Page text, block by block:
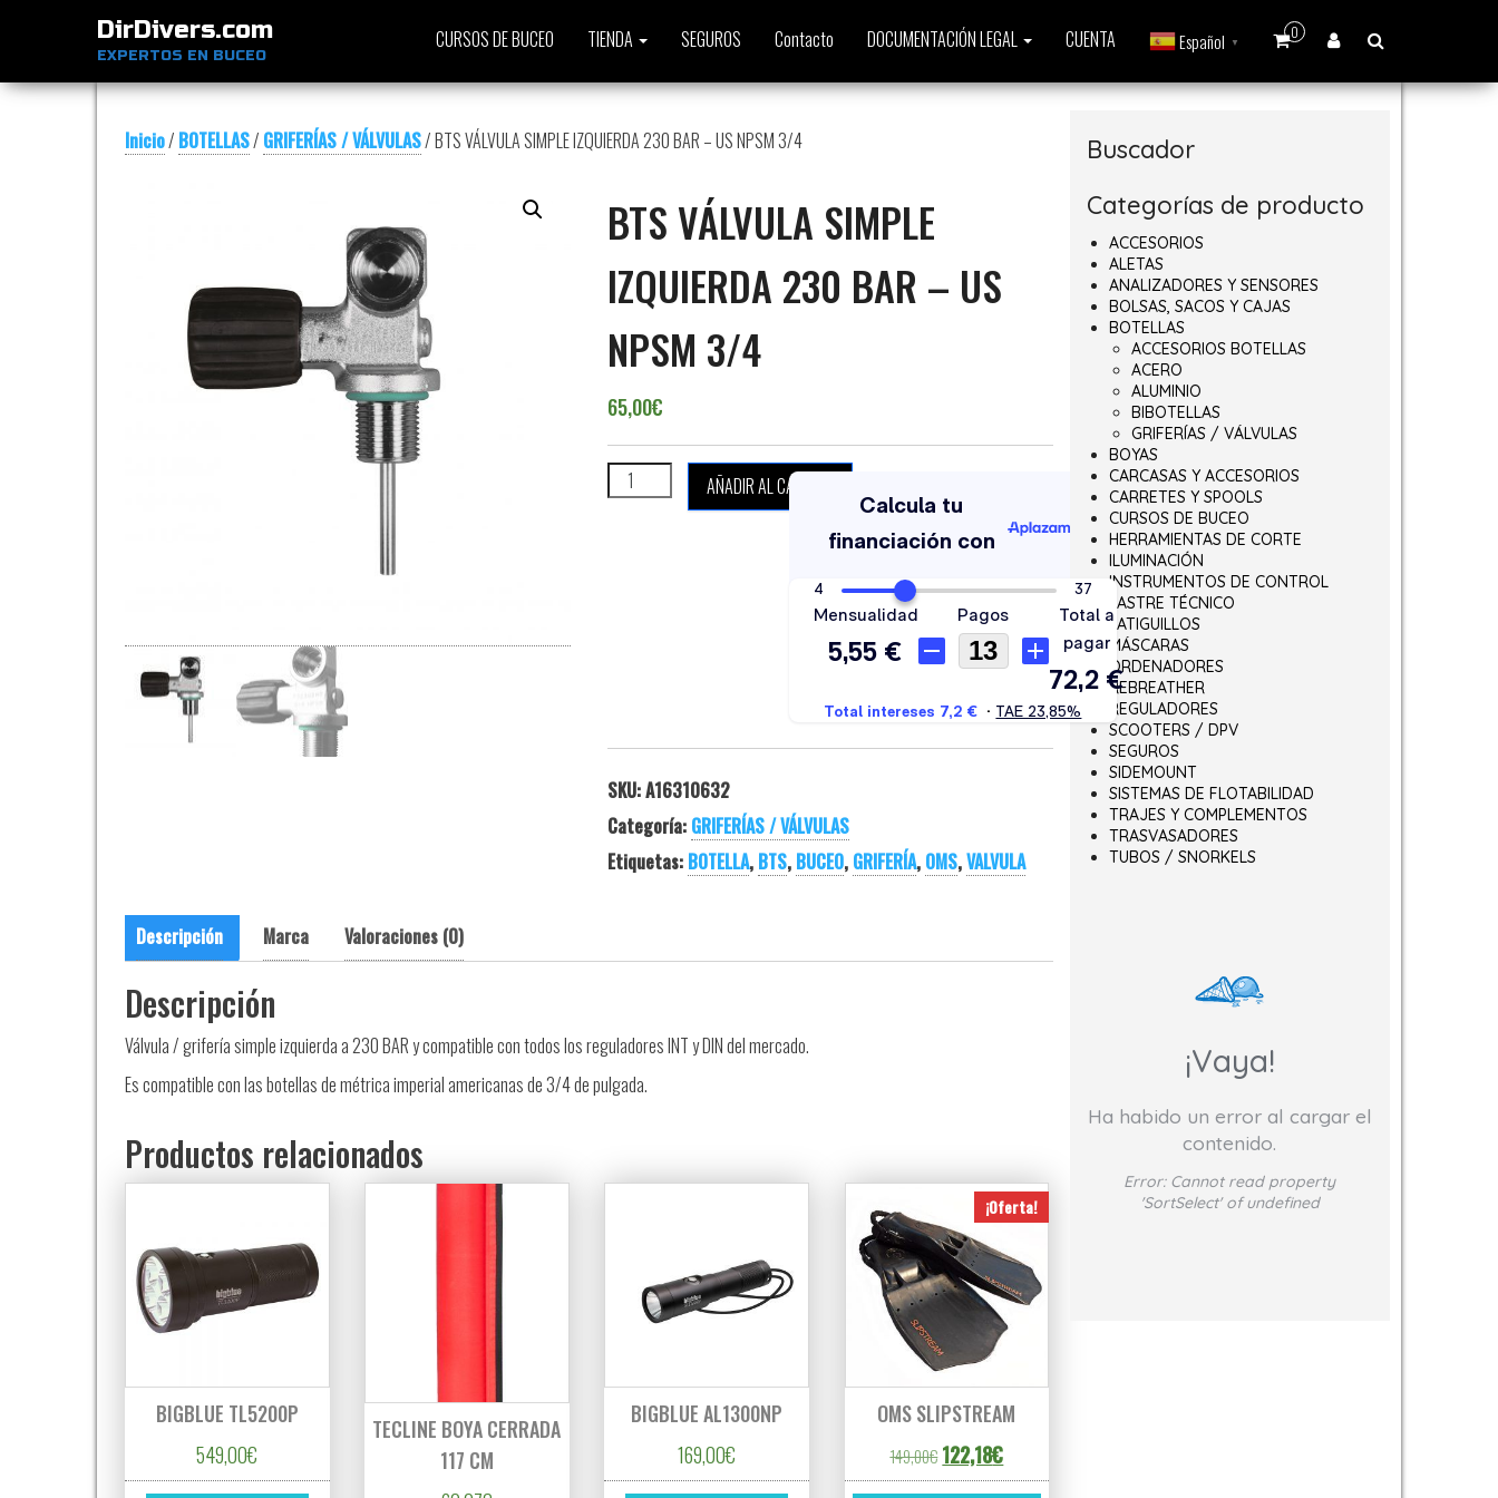
DirDivers.com
EXPERTOS EN BUCEO
0
CURSOS DE BUCEO TIENDA SEGUROS Contacto DOCUMENTACIÓN LEGAL CUENTA Español ▼
Inicio/ BOTELLAS/ GRIFERÍAS / VÁLVULAS/ BTS VÁLVULA SIMPLE IZQUIERDA 230 BAR – US NPSM 3/4
BTS VÁLVULA SIMPLE
IZQUIERDA 230 BAR – US
NPSM 3/4
65,00€
BTS VÁLVULA SIMPLE IZQUIERDA 230 BAR - US NPSM 3/4 cantidad
AÑADIR AL CARRITO
SKU:A16310632
Categoría: GRIFERÍAS / VÁLVULAS
Etiquetas: BOTELLA, BTS, BUCEO, GRIFERÍA, OMS,VALVULA
Descripción Marca Valoraciones (0)
Descripción
Válvula / grifería simple izquierda a 230 BAR y compatible con todos los reguladores INT y DIN del mercado.
Es compatible con las botellas de métrica imperial americanas de 3/4 de pulgada.
Productos relacionados
BIGBLUE TL5200P
549,00€
TECLINE BOYA CERRADA
117 CM
BIGBLUE AL1300NP
169,00€
¡Oferta!
OMS SLIPSTREAM
149,00€ El precio original era: 149,00€.
122,18€El precio actual es: 122,18€.
Buscador
Categorías de producto
ACCESORIOS
ALETAS
ANALIZADORES Y SENSORES
BOLSAS, SACOS Y CAJAS
BOTELLAS
ACCESORIOS BOTELLAS
ACERO
ALUMINIO
BIBOTELLAS
GRIFERÍAS / VÁLVULAS
BOYAS
CARCASAS Y ACCESORIOS
CARRETES Y SPOOLS
CURSOS DE BUCEO
HERRAMIENTAS DE CORTE
ILUMINACIÓN
INSTRUMENTOS DE CONTROL
LASTRE TÉCNICO
LATIGUILLOS
MÁSCARAS
ORDENADORES
REBREATHER
REGULADORES
SCOOTERS / DPV
SEGUROS
SIDEMOUNT
SISTEMAS DE FLOTABILIDAD
TRAJES Y COMPLEMENTOS
TRASVASADORES
TUBOS / SNORKELS
¡Vaya!
Ha habido un error al cargar el
contenido.
Error: Cannot read property
'SortSelect' of undefined